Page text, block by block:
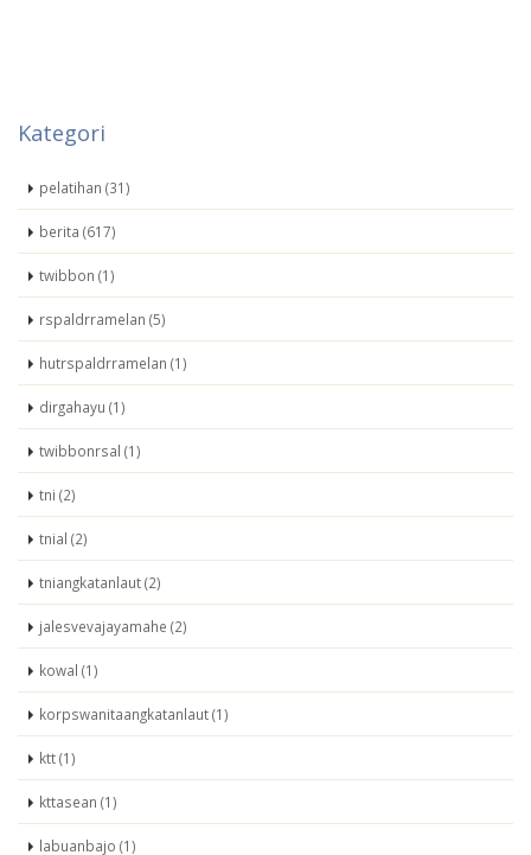
Kategori
pelatihan (31)
berita (617)
twibbon (1)
rspaldrramelan (5)
hutrspaldrramelan (1)
dirgahayu (1)
twibbonrsal (1)
tni (2)
tnial (2)
tniangkatanlaut (2)
jalesvevajayamahe (2)
kowal (1)
korpswanitaangkatanlaut (1)
ktt (1)
kttasean (1)
labuanbajo (1)